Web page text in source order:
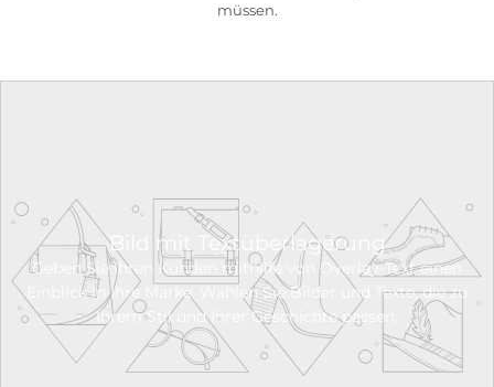
müssen.
Bild mit Textüberlagerung
Geben Sie Ihren Kunden mithilfe von Overlay-Text einen
Einblick in Ihre Marke. Wählen Sie Bilder und Texte, die zu
Ihrem Stil und Ihrer Geschichte passen.